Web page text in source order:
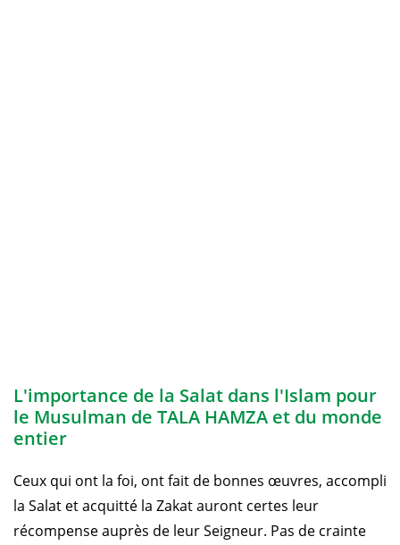
L'importance de la Salat dans l'Islam pour
le Musulman de TALA HAMZA et du monde
entier
Ceux qui ont la foi, ont fait de bonnes œuvres, accompli
la Salat et acquitté la Zakat auront certes leur
récompense auprès de leur Seigneur. Pas de crainte